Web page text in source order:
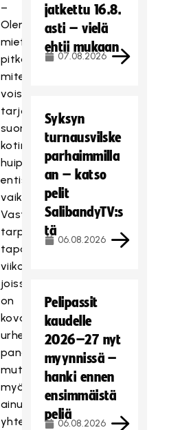
–
Olemme
miettineet
pitkään,
miten
voisimme
tarjota
suomalaisille
kotimaista
huippupalloilua
entistä
vaikuttavammin.
Vastaamme
tarpeeseen
tapahtumallisilla
viikonlopuilla,
joissa
on
kova
urheilullinen
panos,
mutta
myös
ainutlaatuista
yhteisöllisyyttä,
jatkettu 16.8.
asti – vielä
ehtii mukaan
07.08.2026
Syksyn
turnausvilske
parhaimmilla
an – katso
pelit
SalibandyTV:s
tä
06.08.2026
Pelipassit
kaudelle
2026–27 nyt
myynnissä –
hanki ennen
ensimmäistä
peliä
06.08.2026